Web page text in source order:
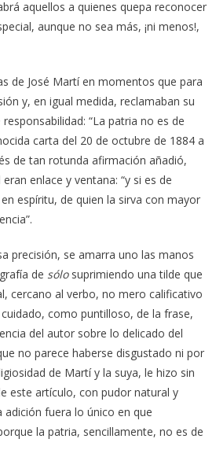
aquellos a quienes quepa reconocer
aunque no sea más, ¡ni menos!,
de José Martí en momentos que para
y, en igual medida, reclamaban su
“La patria no es de
carta del 20 de octubre de 1884 a
de tan rotunda afirmación añadió,
enlace y ventana: “y si es de
espíritu, de quien la sirva con mayor
precisión, se amarra uno las manos
de sólo suprimiendo una tilde que
cercano al verbo, no mero calificativo
como puntilloso, de la frase,
del autor sobre lo delicado del
no parece haberse disgustado ni por
de Martí y la suya, le hizo sin
este artículo, con pudor natural y
adición fuera lo único en que
la patria, sencillamente, no es de